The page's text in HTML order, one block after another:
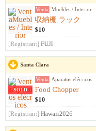
Venta Muebles / Interior
収納棚 ラック
$10
[Registrant] FUJI
Santa Clara
SOLD
Venta Aparatos elécricos
Food Chopper
$10
[Registrant] Hawaii2026